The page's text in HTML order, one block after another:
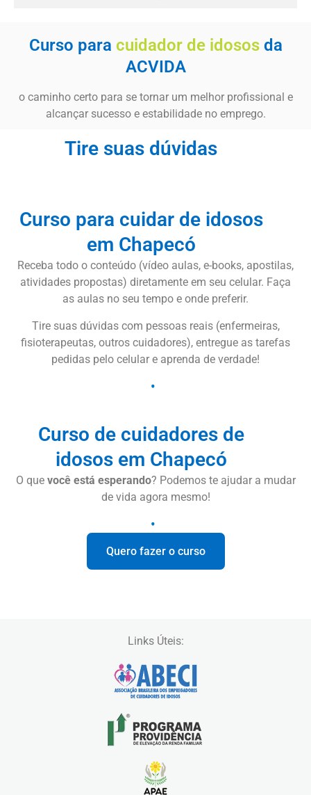
Curso para cuidador de idosos da
ACVIDA
o caminho certo para se tornar um melhor profissional e
alcançar sucesso e estabilidade no emprego.
Tire suas dúvidas
Curso para cuidar de idosos
em Chapecó
Receba todo o conteúdo (vídeo aulas, e-books, apostilas,
atividades propostas) diretamente em seu celular. Faça
as aulas no seu tempo e onde preferir.
Tire suas dúvidas com pessoas reais (enfermeiras,
fisioterapeutas, outros cuidadores), entregue as tarefas
pedidas pelo celular e aprenda de verdade!
Curso de cuidadores de
idosos em Chapecó
O que você está esperando? Podemos te ajudar a mudar
de vida agora mesmo!
Quero fazer o curso
Links Úteis: